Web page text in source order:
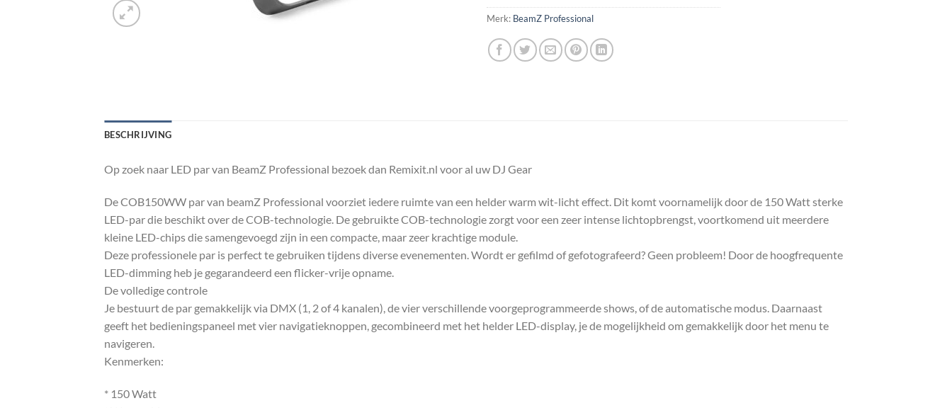
Merk: BeamZ Professional
BESCHRIJVING
Op zoek naar LED par van BeamZ Professional bezoek dan Remixit.nl voor al uw DJ Gear
De COB150WW par van beamZ Professional voorziet iedere ruimte van een helder warm wit-licht effect. Dit komt voornamelijk door de 150 Watt sterke
LED-par die beschikt over de COB-technologie. De gebruikte COB-technologie zorgt voor een zeer intense lichtopbrengst, voortkomend uit meerdere
kleine LED-chips die samengevoegd zijn in een compacte, maar zeer krachtige module.
Deze professionele par is perfect te gebruiken tijdens diverse evenementen. Wordt er gefilmd of gefotografeerd? Geen probleem! Door de hoogfrequente
LED-dimming heb je gegarandeerd een flicker-vrije opname.
De volledige controle
Je bestuurt de par gemakkelijk via DMX (1, 2 of 4 kanalen), de vier verschillende voorgeprogrammeerde shows, of de automatische modus. Daarnaast
geeft het bedieningspaneel met vier navigatieknoppen, gecombineerd met het helder LED-display, je de mogelijkheid om gemakkelijk door het menu te
navigeren.
Kenmerken:
* 150 Watt